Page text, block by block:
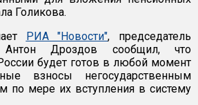
Голикова.
РИА "Новости", председатель
Дроздов сообщил, что
будет готов в любой момент
взносы негосударственным
по мере их вступления в систему